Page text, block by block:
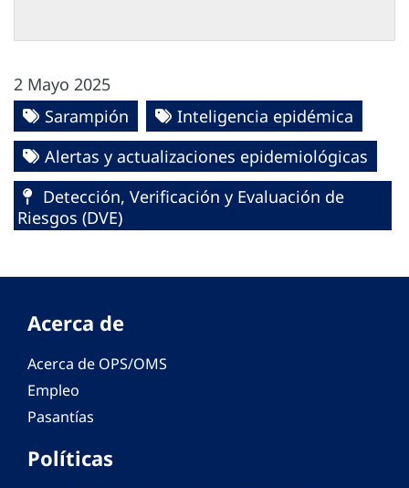
2 Mayo 2025
Sarampión
Inteligencia epidémica
Alertas y actualizaciones epidemiológicas
Detección, Verificación y Evaluación de
Riesgos (DVE)
Acerca de
Acerca de OPS/OMS
Empleo
Pasantías
Políticas